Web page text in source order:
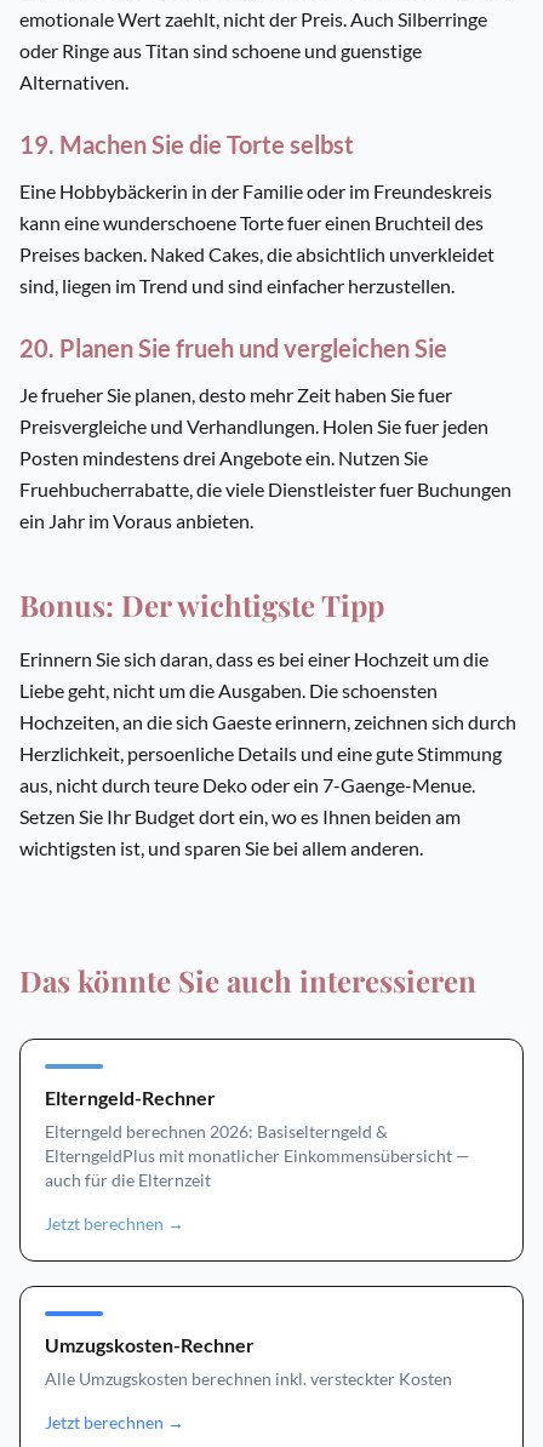
emotionale Wert zaehlt, nicht der Preis. Auch Silberringe
oder Ringe aus Titan sind schoene und guenstige
Alternativen.
19. Machen Sie die Torte selbst
Eine Hobbybäckerin in der Familie oder im Freundeskreis
kann eine wunderschoene Torte fuer einen Bruchteil des
Preises backen. Naked Cakes, die absichtlich unverkleidet
sind, liegen im Trend und sind einfacher herzustellen.
20. Planen Sie frueh und vergleichen Sie
Je frueher Sie planen, desto mehr Zeit haben Sie fuer
Preisvergleiche und Verhandlungen. Holen Sie fuer jeden
Posten mindestens drei Angebote ein. Nutzen Sie
Fruehbucherrabatte, die viele Dienstleister fuer Buchungen
ein Jahr im Voraus anbieten.
Bonus: Der wichtigste Tipp
Erinnern Sie sich daran, dass es bei einer Hochzeit um die
Liebe geht, nicht um die Ausgaben. Die schoensten
Hochzeiten, an die sich Gaeste erinnern, zeichnen sich durch
Herzlichkeit, persoenliche Details und eine gute Stimmung
aus, nicht durch teure Deko oder ein 7-Gaenge-Menue.
Setzen Sie Ihr Budget dort ein, wo es Ihnen beiden am
wichtigsten ist, und sparen Sie bei allem anderen.
Das könnte Sie auch interessieren
Elterngeld-Rechner
Elterngeld berechnen 2026: Basiselterngeld &
ElterngeldPlus mit monatlicher Einkommensübersicht —
auch für die Elternzeit
Jetzt berechnen →
Umzugskosten-Rechner
Alle Umzugskosten berechnen inkl. versteckter Kosten
Jetzt berechnen →